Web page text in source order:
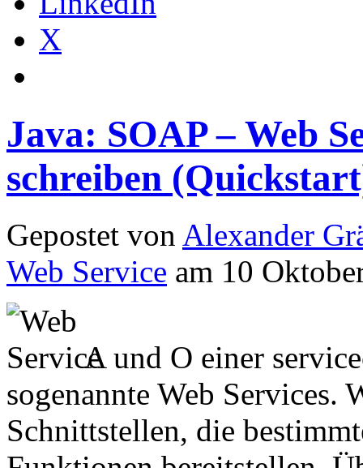
X
Java: SOAP – Web
schreiben
Gepostet von Alexander
Web Service am 10
A und O einer
sogenannte Web Services.
Schnittstellen, die